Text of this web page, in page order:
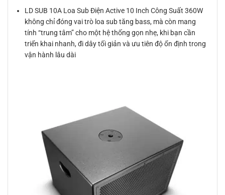
LD SUB 10A Loa Sub Điện Active 10 Inch Công Suất 360W
không chỉ đóng vai trò loa sub tăng bass, mà còn mang
tính “trung tâm” cho một hệ thống gọn nhẹ, khi bạn cần
triển khai nhanh, đi dây tối giản và ưu tiên độ ổn định trong
vận hành lâu dài